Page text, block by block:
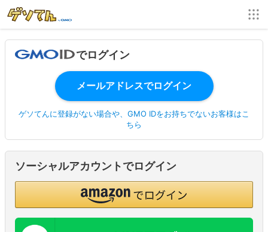
でログイン
ゲソてんに登録がない場合や、GMO IDをお持ちでないお客様はこ
ちら
ソーシャルアカウントでログイン